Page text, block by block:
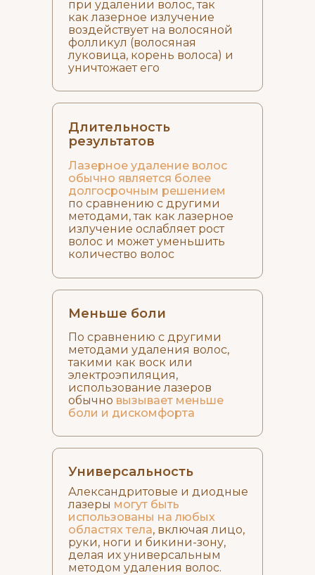
при удалении волос, так
как лазерное излучение
воздействует на волосяной
фолликул (волосяная
луковица, корень волоса) и
уничтожает его
По сравнению с другими
методами удаления волос,
такими как воск или
электроэпиляция,
использование лазеров
обычно вызывает меньше
боли и дискомфорта
Меньше боли
Длительность
результатов
Лазерное удаление волос
обычно является более
долгосрочным решением
по сравнению с другими
методами, так как лазерное
излучение ослабляет рост
волос и может уменьшить
количество волос
Универсальность
Александритовые и диодные
лазеры могут быть
использованы на любых
областях тела, включая лицо,
руки, ноги и бикини-зону,
делая их универсальным
методом удаления волос.